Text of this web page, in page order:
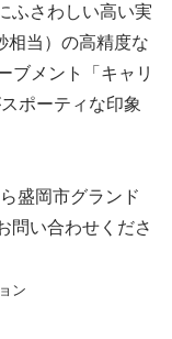
ふさわしい高い実
相当）の高精度な
ブメント「キャリ
ポーティな印象
盛岡市グランド
問い合わせくださ
ン